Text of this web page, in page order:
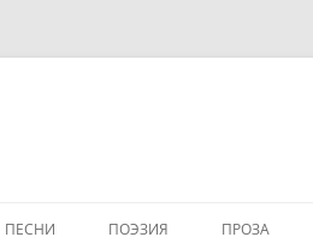
ПЕСНИ ПОЭЗИЯ ПРОЗА